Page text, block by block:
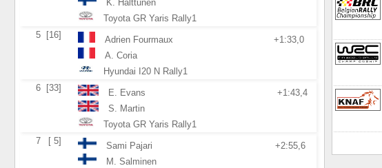
K. Halttunen
Toyota GR Yaris Rally1
5
[16] Adrien Fourmaux
+1:33,0
A. Coria
Hyundai I20 N Rally1
6
[33] E. Evans
+1:43,4
S. Martin
Toyota GR Yaris Rally1
7
[ 5] Sami Pajari
+2:55,6
M. Salminen